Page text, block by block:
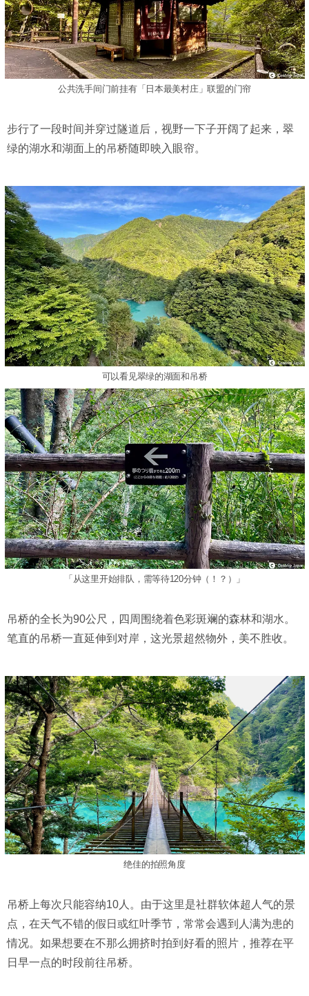
公共洗手间门前挂有「日本最美村庄」联盟的门帘
步行了一段时间并穿过隧道后，视野一下子开阔了起来，翠
绿的湖水和湖面上的吊桥随即映入眼帘。
可以看见翠绿的湖面和吊桥
「从这里开始排队，需等待120分钟（！？）」
吊桥的全长为90公尺，四周围绕着色彩斑斓的森林和湖水。
笔直的吊桥一直延伸到对岸，这光景超然物外，美不胜收。
绝佳的拍照角度
吊桥上每次只能容纳10人。由于这里是社群软体超人气的景
点，在天气不错的假日或红叶季节，常常会遇到人满为患的
情况。如果想要在不那么拥挤时拍到好看的照片，推荐在平
日早一点的时段前往吊桥。